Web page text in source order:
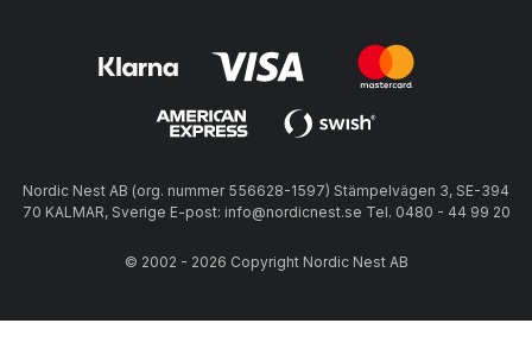
Nordic Nest AB (org. nummer 556628-1597) Stämpelvägen 3, SE-394
70 KALMAR, Sverige E-post: info@nordicnest.se Tel. 0480 - 44 99 20
© 2002 - 2026 Copyright Nordic Nest AB